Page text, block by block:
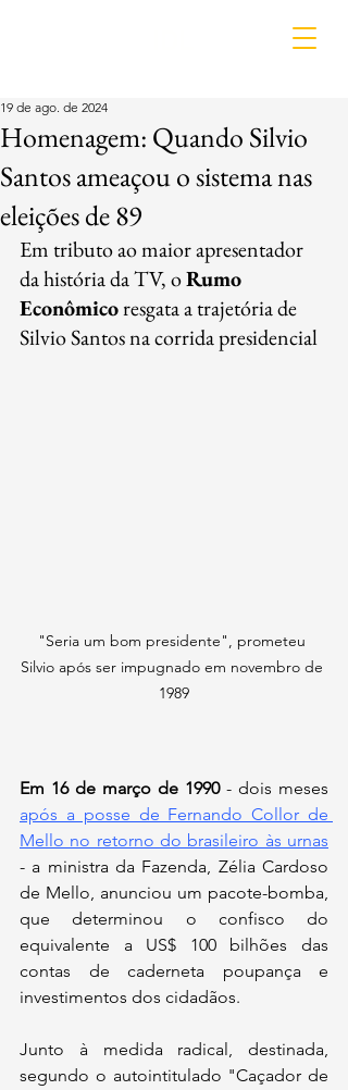
Homenagem: Quando Silvio
Santos ameaçou o sistema nas
eleições de 89
19 de ago. de 2024
Em tributo ao maior apresentador
da história da TV, o Rumo
Econômico resgata a trajetória de
Silvio Santos na corrida presidencial
"Seria um bom presidente", prometeu
Silvio após ser impugnado em novembro de
1989
Em 16 de março de 1990 - dois meses
após a posse de Fernando Collor de
Mello no retorno do brasileiro às urnas
- a ministra da Fazenda, Zélia Cardoso
de Mello, anunciou um pacote-bomba,
que determinou o confisco do
equivalente a US$ 100 bilhões das
contas de caderneta poupança e
investimentos dos cidadãos.
Junto à medida radical, destinada,
segundo o autointitulado "Caçador de